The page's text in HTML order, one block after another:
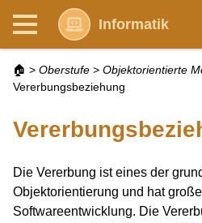
Informatik
🏠 > Oberstufe > Objektorientierte
Vererbungsbeziehung
Die Vererbung ist eines der
Objektorientierung und hat
Softwareentwicklung. Die